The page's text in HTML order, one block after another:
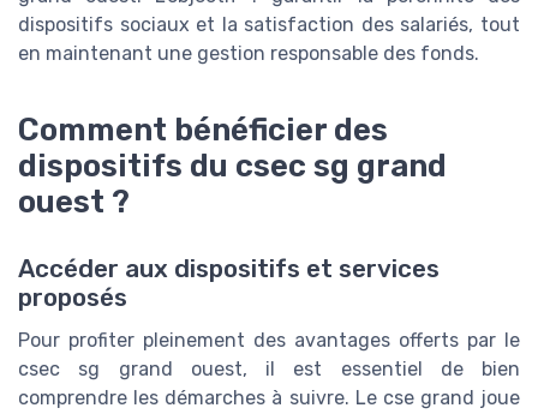
dispositifs sociaux et la satisfaction des salariés, tout
en maintenant une gestion responsable des fonds.
Comment bénéficier des
dispositifs du csec sg grand
ouest ?
Accéder aux dispositifs et services
proposés
Pour profiter pleinement des avantages offerts par le
csec sg grand ouest, il est essentiel de bien
comprendre les démarches à suivre. Le cse grand joue